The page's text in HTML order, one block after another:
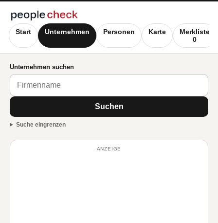
Start Unternehmen Personen Karte
Merkliste
0
Unternehmen suchen
Suchen
Suche eingrenzen
ANZEIGE